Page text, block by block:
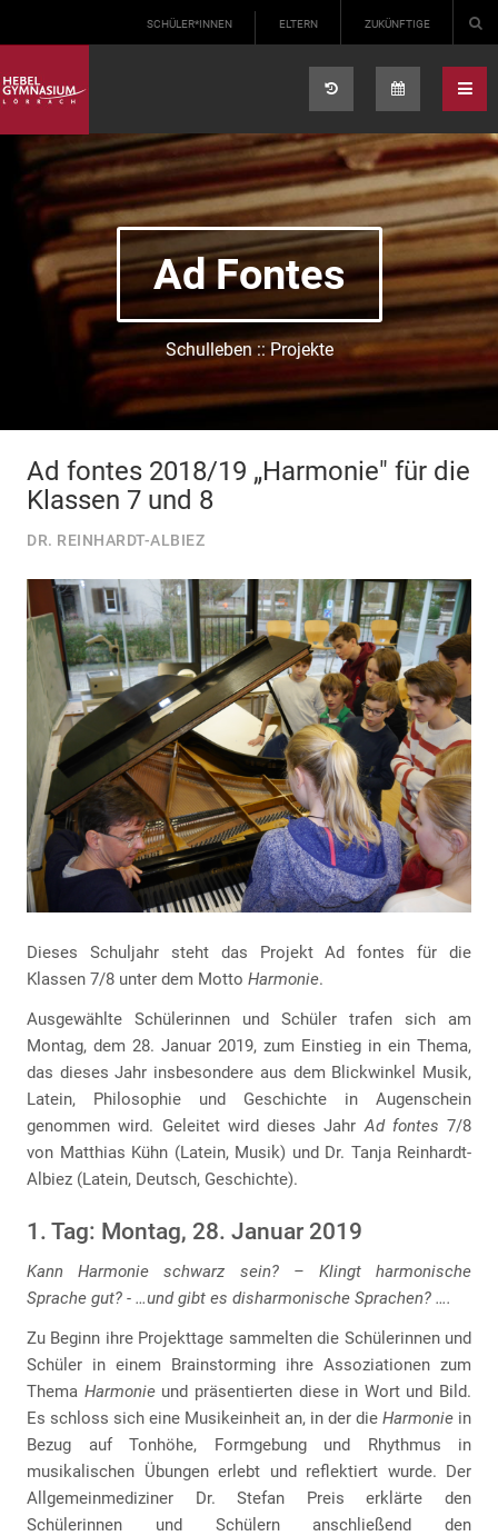
SCHÜLER*INNEN ELTERN ZUKÜNFTIGE
Ad Fontes
Schulleben :: Projekte
Ad fontes 2018/19 „Harmonie" für die
Klassen 7 und 8
DR. REINHARDT-ALBIEZ
Dieses Schuljahr steht das Projekt Ad fontes für die
Klassen 7/8 unter dem Motto Harmonie.
Ausgewählte Schülerinnen und Schüler trafen sich am
Montag, dem 28. Januar 2019, zum Einstieg in ein Thema,
das dieses Jahr insbesondere aus dem Blickwinkel Musik,
Latein, Philosophie und Geschichte in Augenschein
genommen wird. Geleitet wird dieses JahrAd fontes 7/8
von Matthias Kühn (Latein, Musik) und Dr. Tanja Reinhardt-
Albiez (Latein, Deutsch, Geschichte).
1. Tag: Montag, 28. Januar 2019
Kann Harmonie schwarz sein? – Klingt harmonische
Sprache gut? - …und gibt es disharmonische Sprachen? ….
Zu Beginn ihre Projekttage sammelten die Schülerinnen und
Schüler in einem Brainstorming ihre Assoziationen zum
Thema Harmonieund präsentierten diese in Wort und Bild.
Es schloss sich eine Musikeinheit an, in der die Harmonie in
Bezug auf Tonhöhe, Formgebung und Rhythmus in
musikalischen Übungen erlebt und reflektiert wurde. Der
Allgemeinmediziner Dr. Stefan Preis erklärte den
Schülerinnen und Schülern anschließend den